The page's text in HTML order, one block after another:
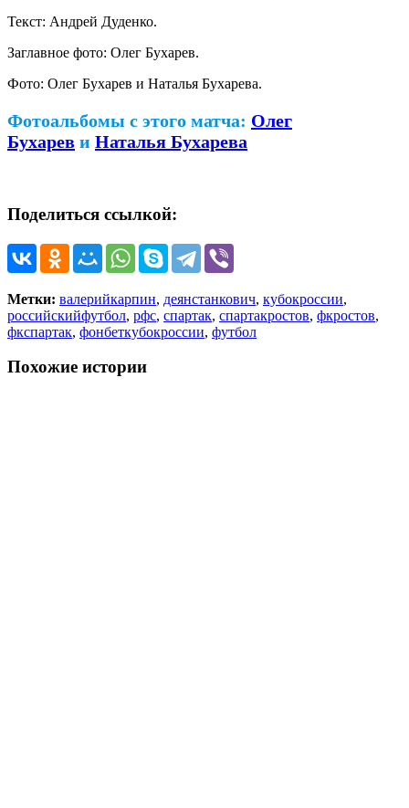
Текст: Андрей Дуденко.
Заглавное фото: Олег Бухарев.
Фото: Олег Бухарев и Наталья Бухарева.
Фотоальбомы с этого матча: Олег
Бухарев и Наталья Бухарева
Поделиться ссылкой:
Метки: валерийкарпин, деянстанкович, кубокроссии,
российскийфутбол, рфс, спартак, спартакростов, фкростов,
фкспартак, фонбеткубокроссии, футбол
Похожие истории